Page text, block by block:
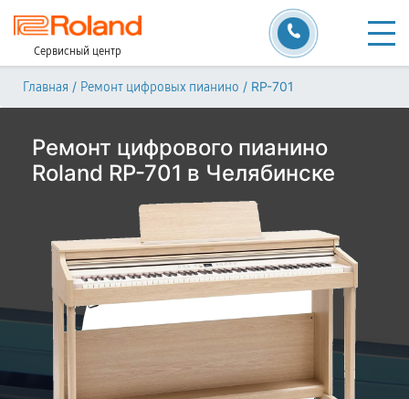
Сервисный центр
Главная / Ремонт цифровых пианино / RP-701
Ремонт цифрового пианино
Roland RP-701 в Челябинске